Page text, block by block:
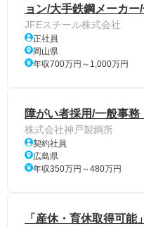
ョン/大手鉄鋼メーカ
JFEスチール株式会社
正社員
岡山県
年収700万円～1,000万円
障がい者採用/一般事
株式会社神戸製鋼所
契約社員
広島県
年収350万円～480万円
「産休・育休取得可能